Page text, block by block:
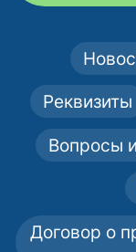
Реквизиты
Вопросы
Договор о